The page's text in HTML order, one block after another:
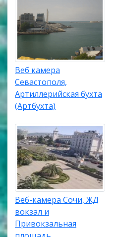
Веб камера
Севастополя,
Артиллерийская бухта
(Артбухта)
Веб-камера Сочи, ЖД
вокзал и
Привокзальная